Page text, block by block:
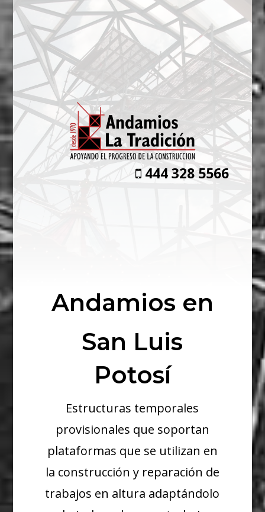
444 328 5566
Andamios en
San Luis
Potosí
Estructuras temporales
provisionales que soportan
plataformas que se utilizan en
la construcción y reparación de
trabajos en altura adaptándolo